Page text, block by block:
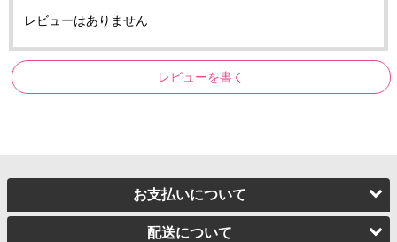
レビューはありません
レビューを書く
お支払いについて
配送について